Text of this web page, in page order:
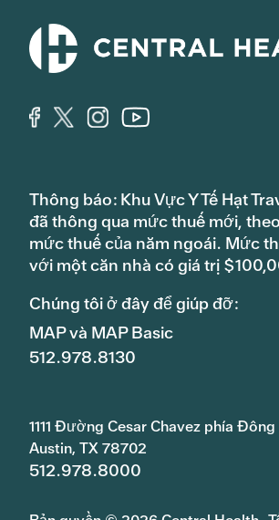
Thông báo: Khu Vực Y Tế Hạt
đã thông qua mức thuế mới,
mức thuế của năm ngoái. Mức
với một căn nhà có giá trị
Chúng tôi ở đây để giúp đỡ:
MAP và MAP Basic
512.978.8130
1111 Đường Cesar Chavez phía Đông
Austin, TX 78702
512.978.8000